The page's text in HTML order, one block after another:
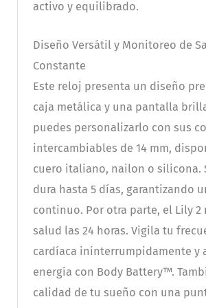
activo y equilibrado.
Diseño Versátil y Monitoreo de
Constante
Este reloj presenta un diseño
caja metálica y una pantalla
puedes personalizarlo con sus
intercambiables de 14 mm,
cuero italiano, nailon o silicona.
dura hasta 5 días, garantizando
continuo. Por otra parte, el Lily 2
salud las 24 horas. Vigila tu
cardíaca ininterrumpidamente y
energía con Body Battery™.
calidad de tu sueño con una